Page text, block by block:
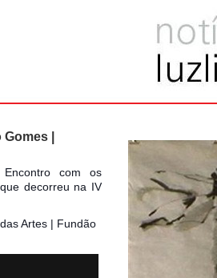
Gomes |
com os
decorreu na IV
Artes | Fundão